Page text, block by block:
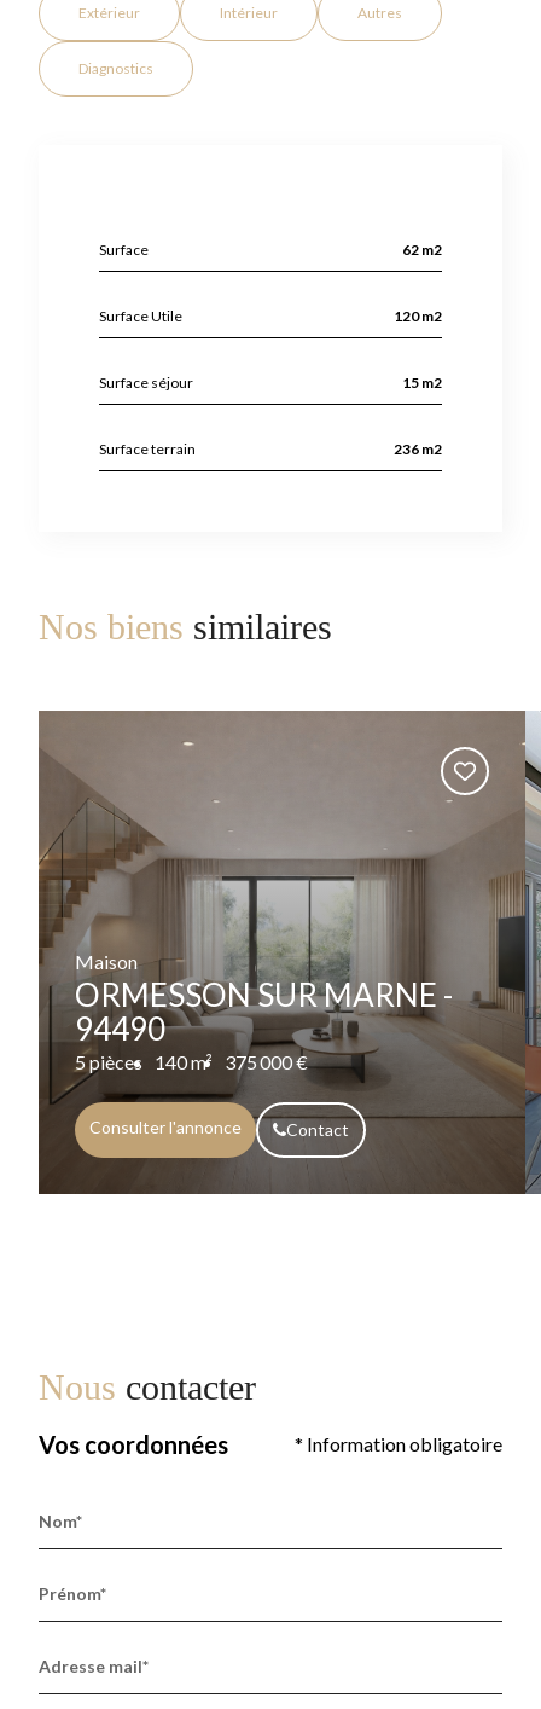
Extérieur Intérieur Autres
Diagnostics
Surface 62 m2
Surface Utile 120 m2
Surface séjour 15 m2
Surface terrain 236 m2
Nos biens similaires
Maison
ORMESSON SUR MARNE -
94490
5 pièces 140 m² 375 000 €
Consulter l'annonce Contact
Nous contacter
Vos coordonnées * Information obligatoire
Nom*
Prénom*
Adresse mail*